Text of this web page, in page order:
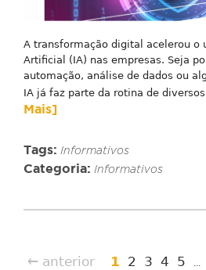
A transformação digital acelerou o
Artificial (IA) nas empresas. Seja
automação, análise de dados ou
IA já faz parte da rotina de
Mais]
Tags: Informativos
Categoria: Informativos
← anterior 1 2 3 4 5